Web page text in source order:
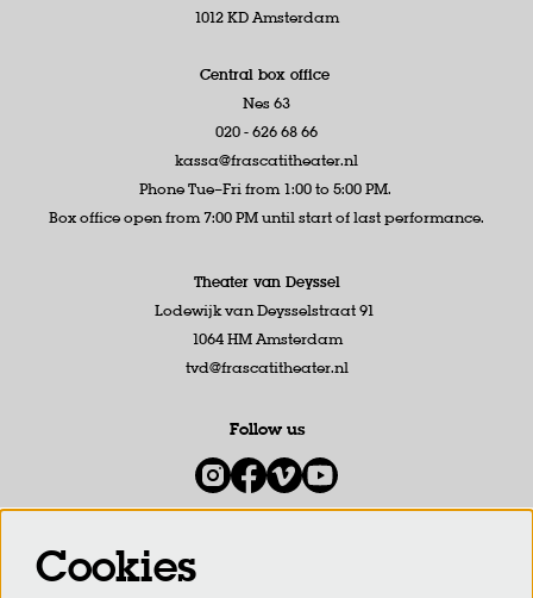
1012 KD Amsterdam
Central box office
Nes 63
020 - 626 68 66
kassa@frascatitheater.nl
Phone Tue–Fri from 1:00 to 5:00 PM.
Box office open from 7:00 PM until start of last performance.
Theater van Deyssel
Lodewijk van Deysselstraat 91
1064 HM Amsterdam
tvd@frascatitheater.nl
Follow us
Cookies